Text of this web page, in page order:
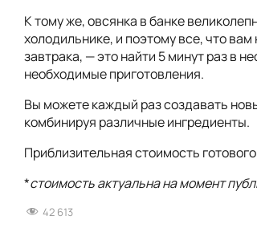
К тому же, овсянка в банке
холодильнике, и поэтому все, что
завтрака, — это найти 5 минут раз в
необходимые приготовления.
Вы можете каждый раз создавать
комбинируя различные ингредиенты.
Приблизительная стоимость
*стоимость актуальна на момент
42 613